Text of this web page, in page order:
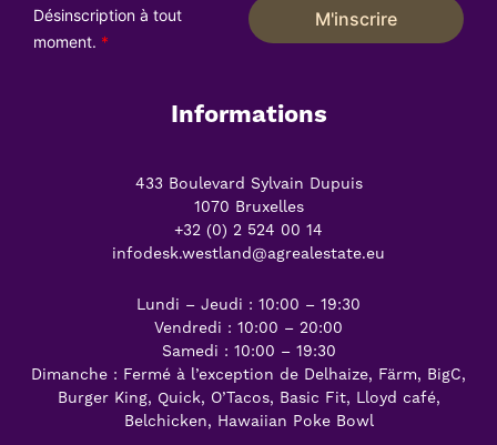
Désinscription à tout
moment. *
M'inscrire
Informations
433 Boulevard Sylvain Dupuis
1070 Bruxelles
+32 (0) 2 524 00 14
infodesk.westland@agrealestate.eu
Lundi – Jeudi : 10:00 – 19:30
Vendredi : 10:00 – 20:00
Samedi : 10:00 – 19:30
Dimanche : Fermé à l’exception de Delhaize, Färm, BigC,
Burger King, Quick, O’Tacos, Basic Fit, Lloyd café,
Belchicken, Hawaiian Poke Bowl